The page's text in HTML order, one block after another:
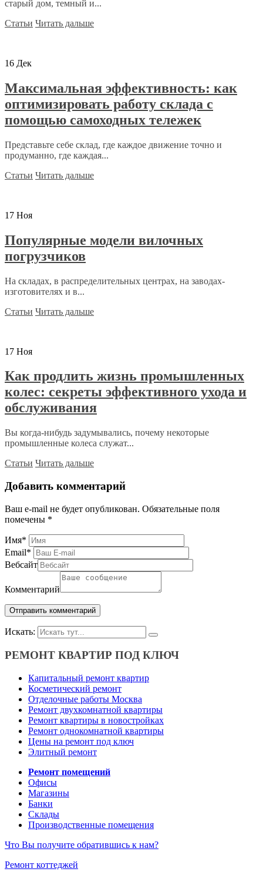
старый дом, темный и...
Статьи Читать дальше
16 Дек
Максимальная эффективность: как
оптимизировать работу склада с
помощью самоходных тележек
Представьте себе склад, где каждое движение точно и
продуманно, где каждая...
Статьи Читать дальше
17 Ноя
Популярные модели вилочных
погрузчиков
На складах, в распределительных центрах, на заводах-
изготовителях и в...
Статьи Читать дальше
17 Ноя
Как продлить жизнь промышленных
колес: секреты эффективного ухода и
обслуживания
Вы когда-нибудь задумывались, почему некоторые
промышленные колеса служат...
Статьи Читать дальше
Добавить комментарий
Ваш e-mail не будет опубликован. Обязательные поля
помечены *
Имя*
Email*
Вебсайт
Комментарий
Искать:
РЕМОНТ КВАРТИР ПОД КЛЮЧ
Капитальный ремонт квартир
Косметический ремонт
Отделочные работы Москва
Ремонт двухкомнатной квартиры
Ремонт квартиры в новостройках
Ремонт однокомнатной квартиры
Цены на ремонт под ключ
Элитный ремонт
Ремонт помещений
Офисы
Магазины
Банки
Склады
Производственные помещения
Что Вы получите обратившись к нам?
Ремонт коттеджей